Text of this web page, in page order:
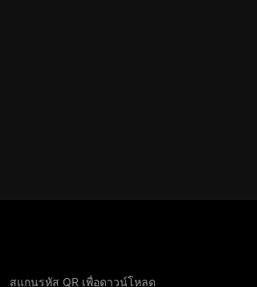
สแกนรหัส QR เพื่อดาวน์โหลด